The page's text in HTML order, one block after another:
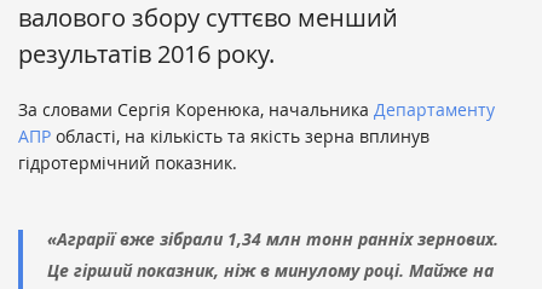
валового збору суттєво менший
результатів 2016 року.
За словами Сергія Коренюка, начальника Департаменту
АПР області, на кількість та якість зерна вплинув
гідротермічний показник.
«Аграрії вже зібрали 1,34 млн тонн ранніх зернових.
Це гірший показник, ніж в минулому році. Майже на